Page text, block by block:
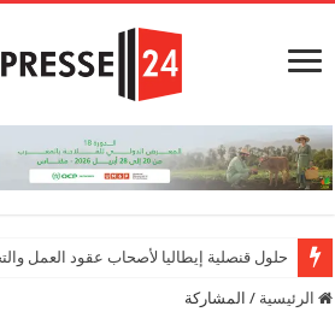
حلول قنصلية إيطاليا لأصحاب عقود العمل
الرئيسية / المشاركة